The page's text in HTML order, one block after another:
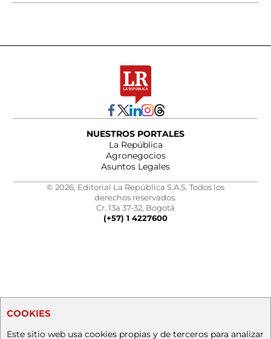
NUESTROS PORTALES
La República
Agronegocios
Asuntos Legales
© 2026, Editorial La República S.A.S. Todos los
derechos reservados.
Cr. 13a 37-32, Bogotá
(+57) 1 4227600
COOKIES
Este sitio web usa cookies propias y de terceros para analizar